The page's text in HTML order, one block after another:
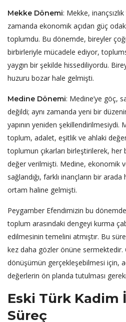
Mekke Dönemi: Mekke,
zamanda ekonomik açıdan güç
toplumdu. Bu dönemde, bireyler
birbirleriyle mücadele ediyor,
yaygın bir şekilde hissediliyordu.
huzuru bozar hale gelmişti.
Medine Dönemi: Medine’ye göç,
değildi; aynı zamanda yeni bir
yapının yeniden şekillendirilmesiydi.
toplum, adalet, eşitlik ve ahlaki
toplumun çıkarları birleştirilerek, her
değer verilmişti. Medine, ekonomik
sağlandığı, farklı inançların bir
ortam haline gelmişti.
Peygamber Efendimizin bu
toplum arasındaki dengeyi kurma
edilmesinin temelini atmıştır. Bu
kez daha gözler önüne sermektedir.
dönüşümün gerçekleşebilmesi için,
değerlerin ön planda tutulması
Eski Türk Kadim
Süreç